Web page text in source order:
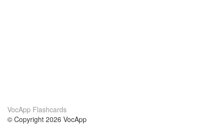
VocApp Flashcards
© Copyright 2026 VocApp